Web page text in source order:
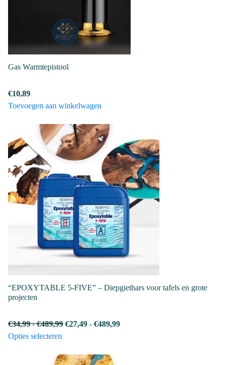
Gas Warmtepistool
€10,89
Toevoegen aan winkelwagen
“EPOXYTABLE 5-FIVE” – Diepgiethars voor tafels en grote
projecten
€34,99 - €489,99Prijsklasse:
€489,99
€27,49 - €489,99Prijsklasse:
Opties selecteren
heeft